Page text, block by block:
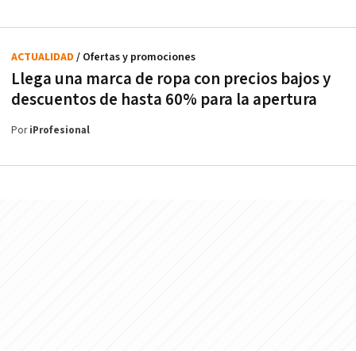
Llega una marca de ropa con precios bajos y
descuentos de hasta 60% para la apertura
ACTUALIDAD / Ofertas y promociones
PoriProfesional